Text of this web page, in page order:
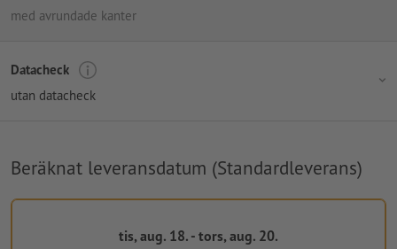
med avrundade kanter
Datacheck
utan datacheck
Beräknat leveransdatum (Standardleverans)
tis, aug. 18. - tors, aug. 20.